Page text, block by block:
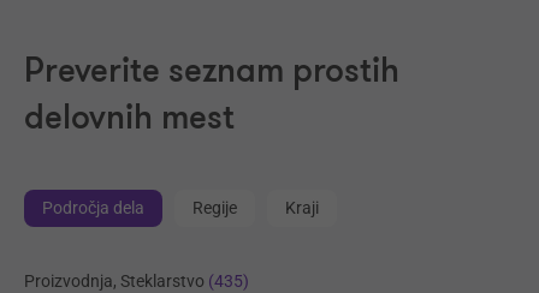
Preverite seznam prostih
delovnih mest
Področja dela Regije Kraji
Proizvodnja, Steklarstvo (435)